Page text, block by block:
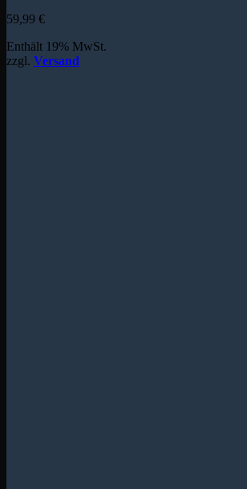
59,99 €
Enthält 19% MwSt.
zzgl. Versand